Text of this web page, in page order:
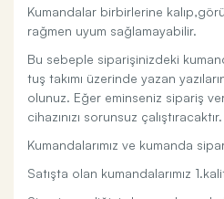
Kumandalar birbirlerine
rağmen uyum sağlamayabilir.
Bu sebeple siparişinizdeki
tuş takımı üzerinde yazan
olunuz. Eğer eminseniz sipariş
cihazınızı sorunsuz çalıştıracaktır.
Kumandalarımız ve kumanda
Satışta olan kumandalarımız